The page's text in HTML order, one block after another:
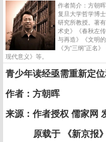
作者简介：方朝
复旦大学哲学博
研究所教授。著
术史》《春秋左
与再造》《文明
《为“三纲”正名
现代意义》等。
青少年读经亟需重新定
作者：方朝晖
来源：作者授权 儒家网
原载于 《新京报》